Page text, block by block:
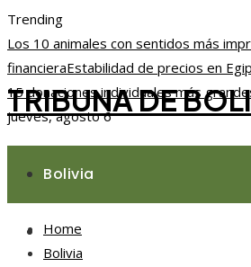
Trending
Los 10 animales con sentidos más
financieraEstabilidad de precios en
15 donaciones individuales más
jueves, agosto 6
TRIBUNA DE
Bolivia
Responsabilidad social
Home
Bolivia